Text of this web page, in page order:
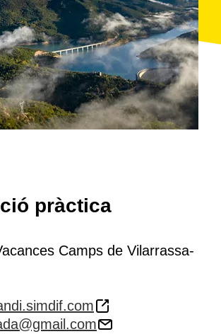
pràctica
Camps de Vilarrassa-